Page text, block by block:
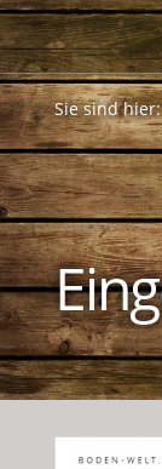
Sie sind